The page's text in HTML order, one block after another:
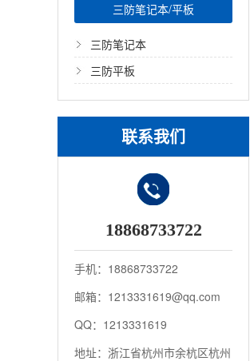
三防笔记本/平板
三防笔记本
三防平板
联系我们
18868733722
手机：18868733722
邮箱：1213331619@qq.com
QQ：1213331619
地址：浙江省杭州市余杭区杭州